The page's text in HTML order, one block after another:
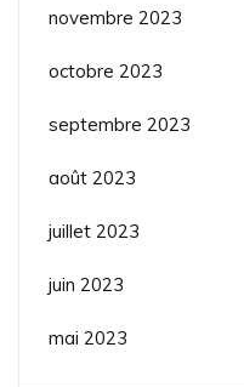
novembre 2023
octobre 2023
septembre 2023
août 2023
juillet 2023
juin 2023
mai 2023